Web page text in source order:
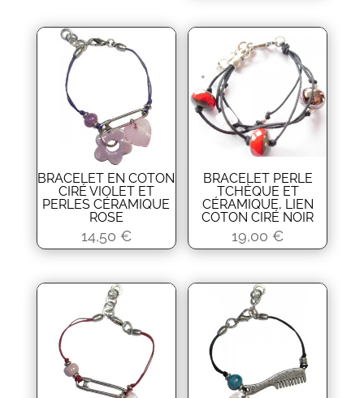
BRACELET EN COTON
CIRÉ VIOLET ET
PERLES CÉRAMIQUE
ROSE
14,50 €
BRACELET PERLE
TCHÈQUE ET
CÉRAMIQUE, LIEN
COTON CIRÉ NOIR
19,00€